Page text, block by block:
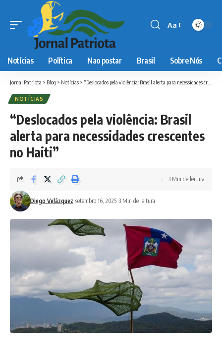
Font
Aa
Notícias Política Nao postar Brasil Sobre Nós
Jornal Patriota > Blog > Notícias > “Deslocados pela violência: Brasil alerta para necessidades crescentes no Haiti”
NOTÍCIAS
“Deslocados pela violência: Brasil
alerta para necessidades crescentes
no Haiti”
Diego Velázquez setembro 16, 2025 3 Min de leitura
3 Min de leitura